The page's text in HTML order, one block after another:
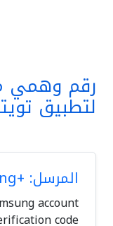
رقم وهمي
لتطبيق
المرسل: +Samsung
account
code.